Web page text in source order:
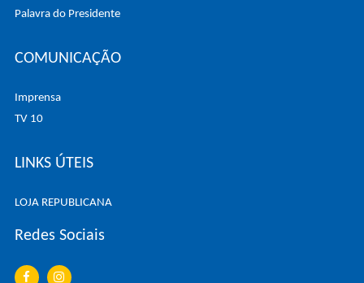
Palavra do Presidente
COMUNICAÇÃO
Imprensa
TV 10
LINKS ÚTEIS
LOJA REPUBLICANA
Redes Sociais